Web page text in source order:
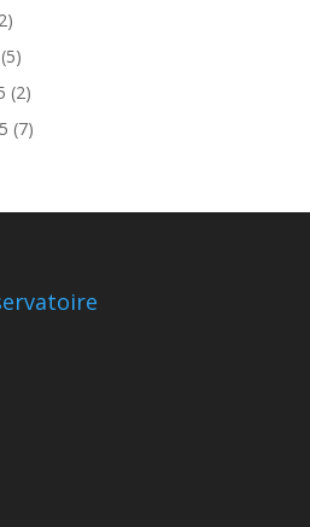
(5)
(2)
(7)